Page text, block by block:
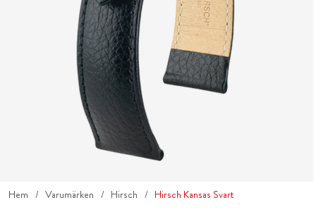
Hem Varumärken Hirsch Hirsch Kansas Svart